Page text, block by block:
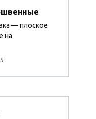
— плоское
на